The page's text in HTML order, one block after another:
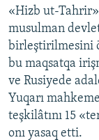
«Hizb ut-
musulman
birleştirilmesini
bu maqsatqa
ve Rusiyede
Yuqarı
teşkilâtını 15
onı yasaq etti.